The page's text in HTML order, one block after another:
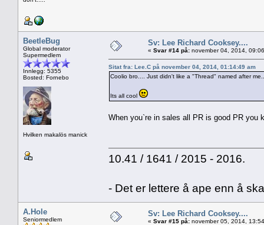
BeetleBug
Global moderator
Supermedlem
Innlegg: 5355
Bosted: Fornebo
Hvilken makalös manick
Sv: Lee Richard Cooksey....
« Svar #14 på: november 04, 2014,
Sitat fra: Lee.C på november 04, 2014, 01:14:49 am
Coolio bro.... Just didn't like a "Thread" named after
Its all cool
When you`re in sales all PR is good PR you
10.41 / 1641 / 2015 - 2016.
- Det er lettere å ape enn å
A.Hole
Seniormedlem
Sv: Lee Richard Cooksey....
« Svar #15 på: november 05, 2014,